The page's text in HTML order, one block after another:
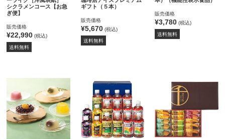
シクラメンコース【お急
ぎ便】
販売価格
¥22,990 (税込)
送料無料
ギフト（５本）
販売価格
¥5,670(税込)
送料無料
販売価格
¥3,780 (税込)
送料無料